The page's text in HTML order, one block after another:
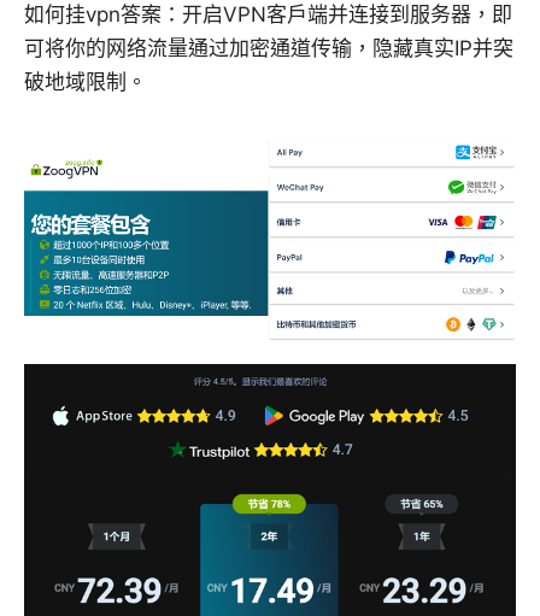
如何挂vpn答案：开启VPN客户端并连接到服务器，即
可将你的网络流量通过加密通道传输，隐藏真实IP并突
破地域限制。